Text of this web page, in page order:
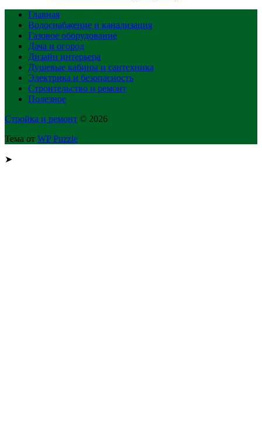
Главная
Водоснабжение и канализация
Газовое оборудование
Дача и огород
Дизайн интерьера
Душевые кабины и сантехника
Электрика и безопасность
Строительство и ремонт
Полезное
Стройка и ремонт © 2026
Тема от WP Puzzle
➤